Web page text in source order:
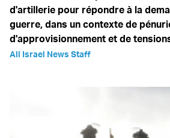
d'artillerie pour répondre à la
guerre, dans un contexte de
d'approvisionnement et de
All Israel News Staff